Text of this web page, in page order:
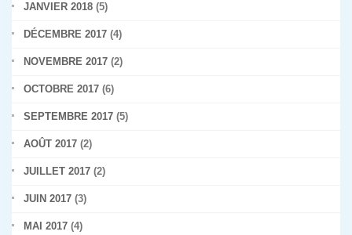
JANVIER 2018 (5)
DÉCEMBRE 2017 (4)
NOVEMBRE 2017 (2)
OCTOBRE 2017 (6)
SEPTEMBRE 2017 (5)
AOÛT 2017 (2)
JUILLET 2017 (2)
JUIN 2017 (3)
MAI 2017 (4)